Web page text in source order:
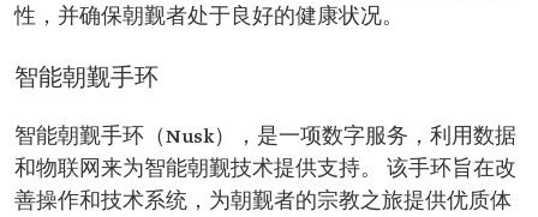
性，并确保朝觐者处于良好的健康状况。
智能朝觐手环
智能朝觐手环（Nusk），是一项数字服务，利用数据
和物联网来为智能朝觐技术提供支持。 该手环旨在改
善操作和技术系统，为朝觐者的宗教之旅提供优质体